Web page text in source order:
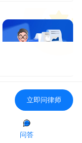
立即问律师
问答